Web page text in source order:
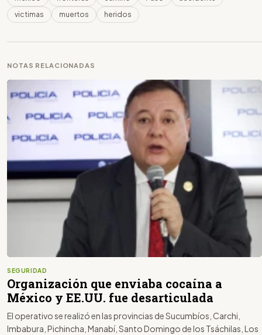
victimas
muertos heridos
NOTAS RELACIONADAS
SEGURIDAD
Organización que enviaba cocaína a
México y EE.UU. fue desarticulada
El operativo se realizó en las provincias de Sucumbíos, Carchi,
Imbabura, Pichincha, Manabí, Santo Domingo de los Tsáchilas, Los